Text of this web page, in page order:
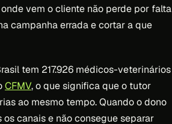
vem o cliente não perde por falta
campanha errada e cortar a que
tem 217.926 médicos-veterinários
CFMV, o que significa que o tutor
ao mesmo tempo. Quando o dono
canais e não consegue separar